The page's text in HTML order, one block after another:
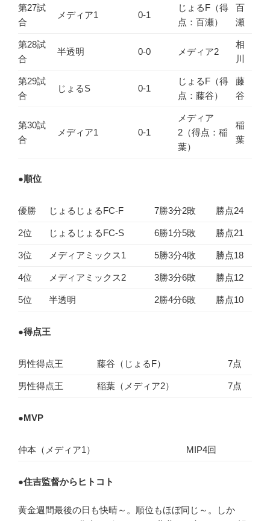
第27試
合
メディア1 0-1
じょるF（得
点：百瀬）
百
瀬
第28試
合
半透明 0-0 メディア2
相
川
第29試
合
じょるS 0-1
じょるF（得
点：藤谷）
藤
谷
第30試
合
メディア1 0-1
メディア
2（得点：稲
葉）
稲
葉
●順位
優勝 じょるじょるFC-F 7勝3分2敗 勝点24
2位 じょるじょるFC-S 6勝1分5敗 勝点21
3位 メディアミックス1 5勝3分4敗 勝点18
4位 メディアミックス2 3勝3分6敗 勝点12
5位 半透明 2勝4分6敗 勝点10
●得点王
男性得点王 藤谷（じょるF） 7点
男性得点王 稲葉（メディア2） 7点
●MVP
仲本（メディア1） MIP4回
●住吉監督からヒトコト
黄金週間最後の日も快晴～。順位もほぼ同じ～。しか